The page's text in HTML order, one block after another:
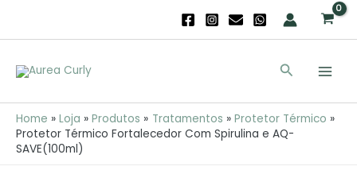
content
Search
Home Loja Produtos Tratamentos
Protetor Térmico
Protetor Térmico Fortalecedor Com Spirulina e AQ-
SAVE(100ml)
Com
e
SAVE(100ml)